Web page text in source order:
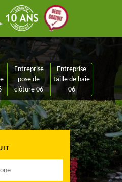
Entreprise
pose de
clôture 06
Entreprise
taille de haie
06